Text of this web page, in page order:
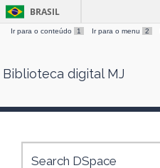
Skip
BRASIL
Ir para o conteúdo 1 Ir para o menu 2
Biblioteca digital MJ